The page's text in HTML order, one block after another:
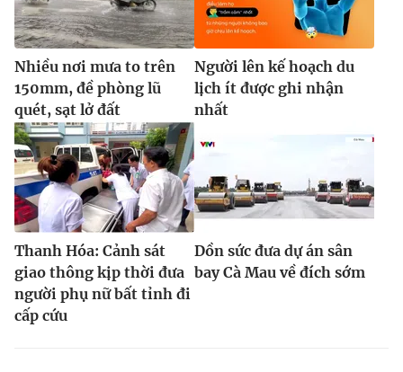
Nhiều nơi mưa to trên
150mm, đề phòng lũ
quét, sạt lở đất
Người lên kế hoạch du
lịch ít được ghi nhận
nhất
Thanh Hóa: Cảnh sát
giao thông kịp thời đưa
người phụ nữ bất tỉnh đi
cấp cứu
Dồn sức đưa dự án sân
bay Cà Mau về đích sớm